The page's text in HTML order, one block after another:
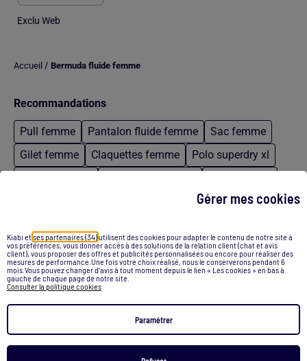
Gérer mes cookies
Kiabi et ses partenaires (34)utilisent des cookies pour adapter le contenu de notre site à
vos préférences, vous donner accès à des solutions de la relation client (chat et avis
client), vous proposer des offres et publicités personnalisées ou encore pour réaliser des
mesures de performance.Une fois votre choix réalisé, nous le conserverons pendant 6
mois.Vous pouvez changer d’avis à tout moment depuis le lien « Les cookies » en bas à
gauche de chaque page de notre site.
Consulter la politique cookies
Paramétrer
Exclu Web
Accueil / Bermuda fluide femme
Recommandations
Pull femme Pantalon fluide femme
Sac femme
Gilet femme
Claquettes femme
Polo superdry xl
Retour au contenu principal
Les clients parlent de nos
services *